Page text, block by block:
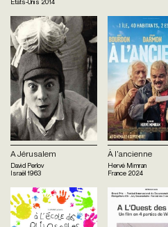
Etats-Unis 2014
A Jérusalem
David Perlov
Israël1963
À l'ancienne
Hervé Mimran
France 2024